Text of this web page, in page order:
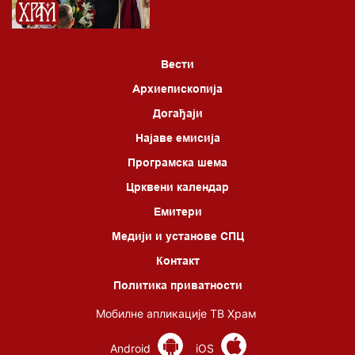
Вести
Архиепископија
Догађаји
Најаве емисија
Програмска шема
Црквени календар
Емитери
Медији и установе СПЦ
Контакт
Политика приватности
Мобилне апликације ТВ Храм
Android iOS